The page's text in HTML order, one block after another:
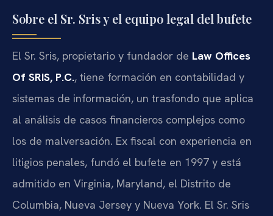
Sobre el Sr. Sris y el equipo legal del bufete
El Sr. Sris, propietario y fundador de Law Offices
Of SRIS, P.C., tiene formación en contabilidad y
sistemas de información, un trasfondo que aplica
al análisis de casos financieros complejos como
los de malversación. Ex fiscal con experiencia en
litigios penales, fundó el bufete en 1997 y está
admitido en Virginia, Maryland, el Distrito de
Columbia, Nueva Jersey y Nueva York. El Sr. Sris